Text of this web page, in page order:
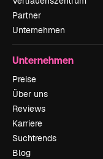
Partner
Unternehmen
Unternehmen
Preise
Über uns
Reviews
Karriere
Suchtrends
Blog